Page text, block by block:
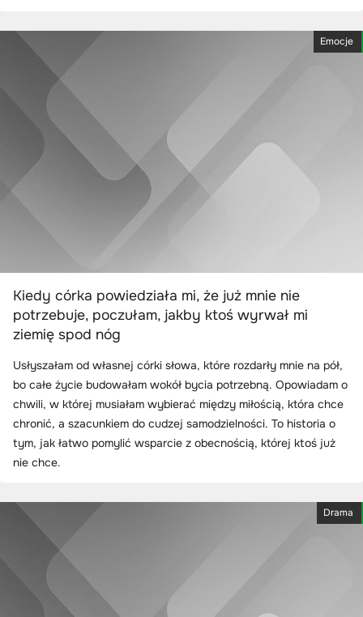
Emocje
Kiedy córka powiedziała mi, że już mnie nie
potrzebuje, poczułam, jakby ktoś wyrwał mi
ziemię spod nóg
Usłyszałam od własnej córki słowa, które rozdarły mnie na pół,
bo całe życie budowałam wokół bycia potrzebną. Opowiadam o
chwili, w której musiałam wybierać między miłością, która chce
chronić, a szacunkiem do cudzej samodzielności. To historia o
tym, jak łatwo pomylić wsparcie z obecnością, której ktoś już
nie chce.
Drama